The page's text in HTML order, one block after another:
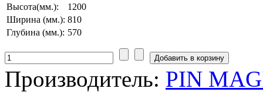
Высота(мм.):
1200
Ширина (мм.): 810
Глубина (мм.): 570
Производитель: PIN